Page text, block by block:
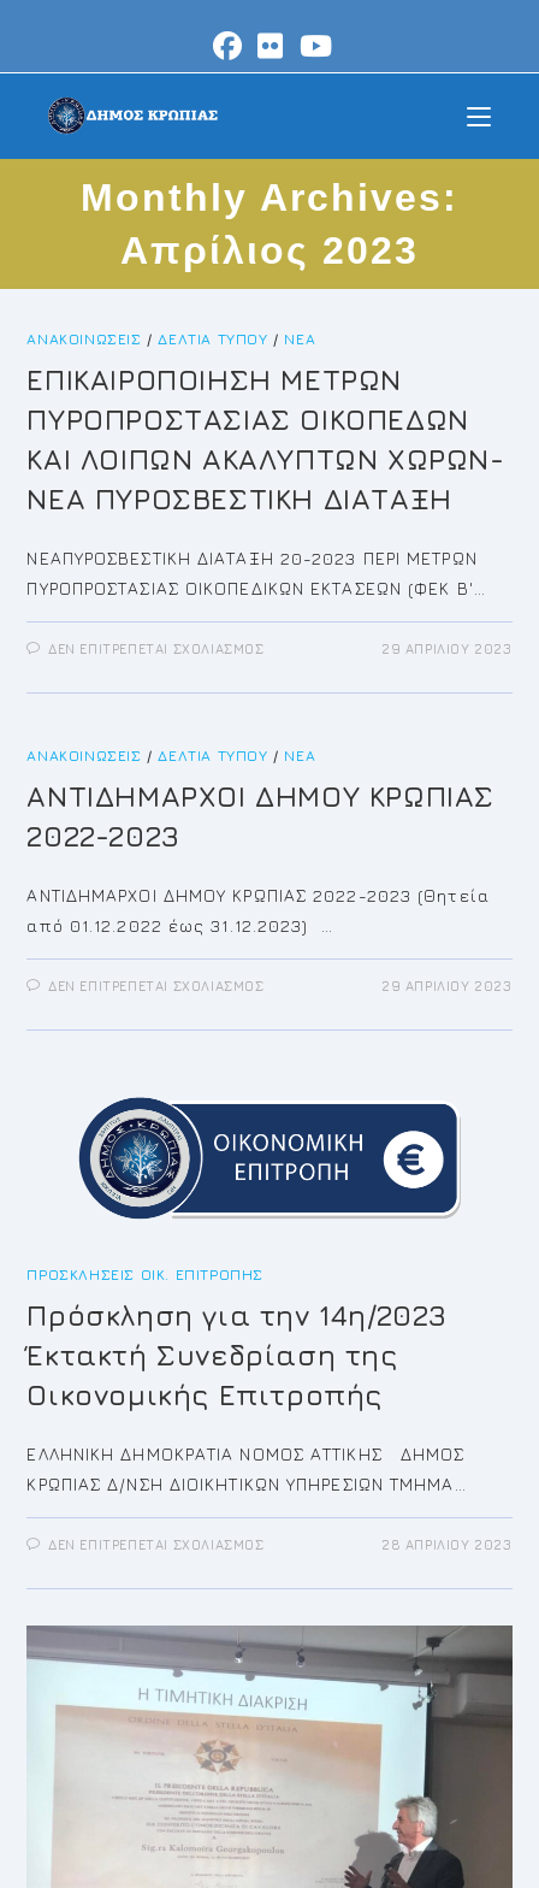
content
Monthly Archives:
Απρίλιος 2023
ΑΝΑΚΟΙΝΏΣΕΙΣ /ΔΕΛΤΊΑ ΤΎΠΟΥ / ΝΈΑ
ΕΠΙΚΑΙΡΟΠΟΙΗΣΗ ΜΕΤΡΩΝ
ΠΥΡΟΠΡΟΣΤΑΣΙΑΣ ΟΙΚΟΠΕΔΩΝ
ΚΑΙ ΛΟΙΠΩΝ ΑΚΑΛΥΠΤΩΝ ΧΩΡΩΝ-
NEA ΠΥΡΟΣΒΕΣΤΙΚΗ ΔΙΑΤΑΞΗ
ΝΕΑΠΥΡΟΣΒΕΣΤΙΚΗ ΔΙΑΤΑΞΗ 20-2023 ΠΕΡΙ ΜΕΤΡΩΝ
ΠΥΡΟΠΡΟΣΤΑΣΙΑΣ ΟΙΚΟΠΕΔΙΚΩΝ ΕΚΤΑΣΕΩΝ (ΦΕΚ Β'…
ΔΕΝ ΕΠΙΤΡΈΠΕΤΑΙ ΣΧΟΛΙΑΣΜΌΣΣΤΟ
ΠΥΡΟΠΡΟΣΤΑΣΙΑΣ
ΑΚΑΛΥΠΤΩΝ
NEA
ΠΥΡΟΣΒΕΣΤΙΚΗ
29 ΑΠΡΙΛΊΟΥ 2023
ΑΝΑΚΟΙΝΏΣΕΙΣ /ΔΕΛΤΊΑ ΤΎΠΟΥ / ΝΈΑ
ΑΝΤΙΔΗΜΑΡΧΟΙ ΔΗΜΟΥ ΚΡΩΠΙΑΣ
2022-2023
ΑΝΤΙΔΗΜΑΡΧΟΙ ΔΗΜΟΥ ΚΡΩΠΙΑΣ 2022-2023 (Θητεία
από 01.12.2022 έως 31.12.2023) …
ΔΕΝ ΕΠΙΤΡΈΠΕΤΑΙ ΣΧΟΛΙΑΣΜΌΣΣΤΟ
ΚΡΩΠΙΑΣ
29 ΑΠΡΙΛΊΟΥ 2023
ΠΡΟΣΚΛΉΣΕΙΣ ΟΙΚ. ΕΠΙΤΡΟΠΉΣ
Πρόσκληση για την 14η/2023
Έκτακτή Συνεδρίαση της
Οικονομικής Επιτροπής
ΕΛΛΗΝΙΚΗ ΔΗΜΟΚΡΑΤΙΑ ΝΟΜΟΣ ΑΤΤΙΚΗΣ ΔΗΜΟΣ
ΚΡΩΠΙΑΣ Δ/ΝΣΗ ΔΙΟΙΚΗΤΙΚΩΝ ΥΠΗΡΕΣΙΩΝ ΤΜΗΜΑ…
ΔΕΝ ΕΠΙΤΡΈΠΕΤΑΙ ΣΧΟΛΙΑΣΜΌΣΣΤΟ
ΤΗΝ
ΈΚΤΑΚΤΉ
ΤΗΣ
ΟΙΚΟΝΟΜΙΚΉΣ
ΕΠΙΤΡΟΠΉΣ
28 ΑΠΡΙΛΊΟΥ 2023